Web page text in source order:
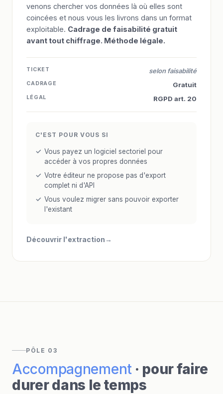
venons chercher vos données là où elles sont
coincées et nous vous les livrons dans un format
exploitable. Cadrage de faisabilité gratuit
avant tout chiffrage. Méthode légale.
TICKET selon faisabilité
CADRAGE Gratuit
LÉGAL RGPD art. 20
C'EST POUR VOUS SI
Vous payez un logiciel sectoriel pour
accéder à vos propres données
Votre éditeur ne propose pas d'export
complet ni d'API
Vous voulez migrer sans pouvoir exporter
l'existant
Découvrir l'extraction
PÔLE 03
Accompagnement · pour faire
durer dans le temps